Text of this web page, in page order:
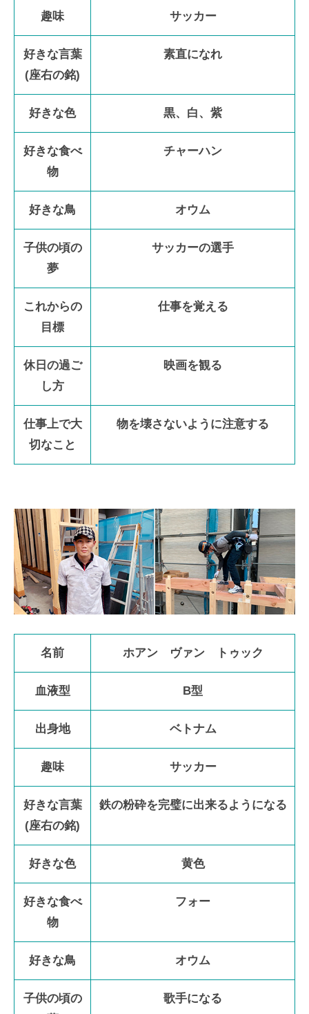
趣味 サッカー
好きな言葉
(座右の銘)
素直になれ
好きな色 黒、白、紫
好きな食べ
物
チャーハン
好きな鳥 オウム
子供の頃の
夢
サッカーの選手
これからの
目標
仕事を覚える
休日の過ご
し方
映画を観る
仕事上で大
切なこと
物を壊さないように注意する
名前 ホアン ヴァン トゥック
血液型 B型
出身地 ベトナム
趣味 サッカー
好きな言葉
(座右の銘)
鉄の粉砕を完璧に出来るようになる
好きな色 黄色
好きな食べ
物
フォー
好きな鳥 オウム
子供の頃の
歌手になる